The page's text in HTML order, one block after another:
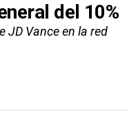
del 10%
JD Vance en la red